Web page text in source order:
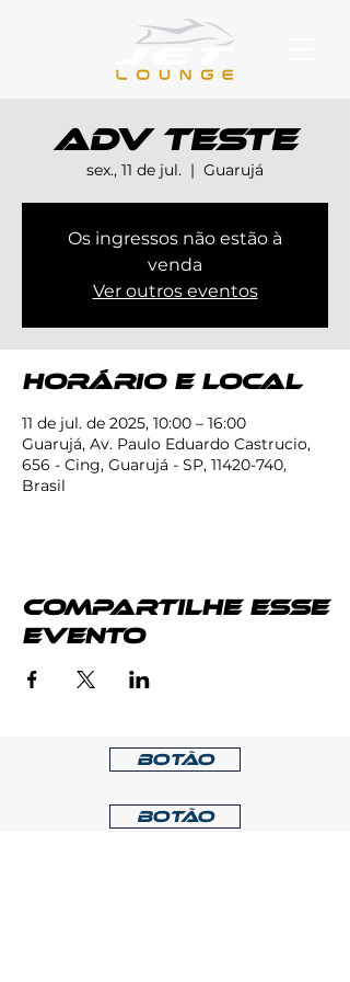
adv teste
sex., 11 de jul.
  |
Guarujá
Os ingressos não estão à
venda
Ver outros eventos
Horário e local
11 de jul. de 2025, 10:00 – 16:00
Guarujá, Av. Paulo Eduardo Castrucio,
656 - Cing, Guarujá - SP, 11420-740,
Brasil
Compartilhe esse
evento
Botão
Botão